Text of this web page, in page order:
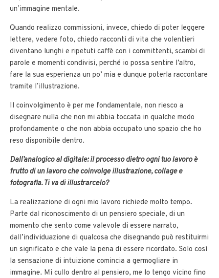
un’immagine mentale.
Quando realizzo commissioni, invece, chiedo di poter leggere
lettere, vedere foto, chiedo racconti di vita che volentieri
diventano lunghi e ripetuti caffè con i committenti, scambi di
parole e momenti condivisi, perché io possa sentire l’altro,
fare la sua esperienza un po’ mia e dunque poterla raccontare
tramite l’illustrazione.
Il coinvolgimento è per me fondamentale, non riesco a
disegnare nulla che non mi abbia toccata in qualche modo
profondamente o che non abbia occupato uno spazio che ho
reso disponibile dentro.
Dall’analogico al digitale: il processo dietro ogni tuo lavoro è
frutto di un lavoro che coinvolge illustrazione, collage e
fotografia. Ti va di illustrarcelo?
La realizzazione di ogni mio lavoro richiede molto tempo.
Parte dal riconoscimento di un pensiero speciale, di un
momento che sento come valevole di essere narrato,
dall’individuazione di qualcosa che disegnando può restituirmi
un significato e che vale la pena di essere ricordato. Solo così
la sensazione di intuizione comincia a germogliare in
immagine. Mi cullo dentro al pensiero, me lo tengo vicino fino